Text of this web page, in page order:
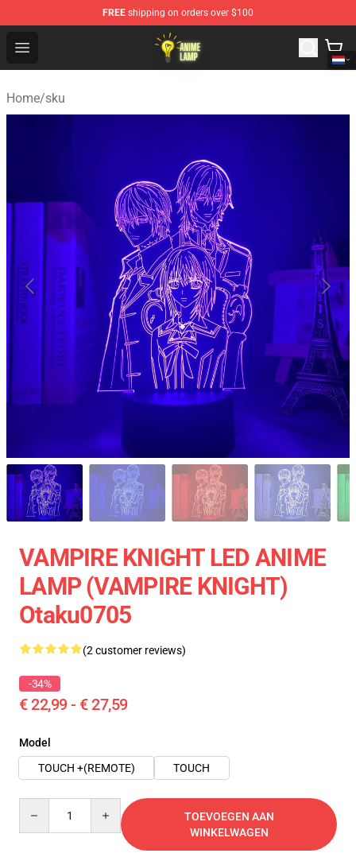
FREE shipping on orders over $100
Open menu
Anime Lamp Shop - The Best Store of Anime Lamp
Home/sku
VAMPIRE KNIGHT LED ANIME
LAMP (VAMPIRE KNIGHT)
Otaku0705
(2 customer reviews)
-34%
€ 22,99 - € 27,59
Model
TOUCH +(REMOTE)
TOUCH
TOEVOEGEN AAN
WINKELWAGEN